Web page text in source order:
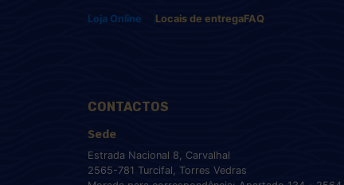
Loja Online Locais de entregaFAQ
CONTACTOS
Sede
Estrada Nacional 8, Carvalhal
2565-781 Turcifal, Torres Vedras